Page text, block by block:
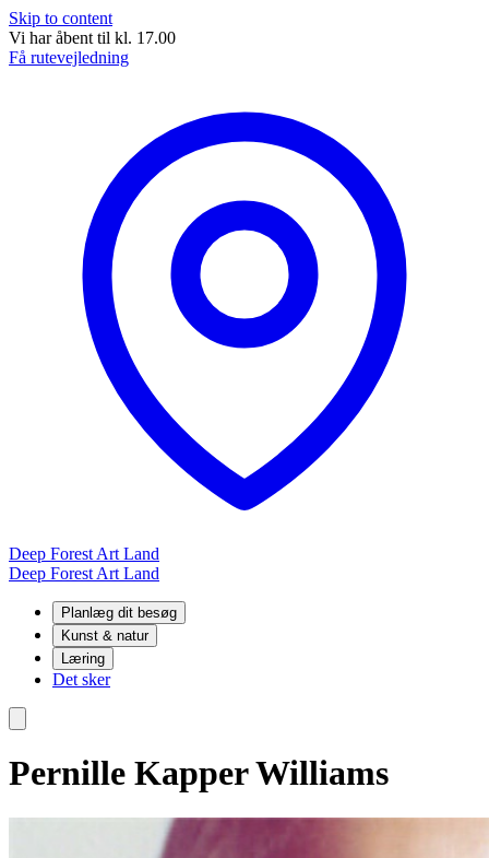
Skip to content
Vi har åbent til kl. 17.00
Få rutevejledning
Deep Forest Art Land
Deep Forest Art Land
Planlæg dit besøg
Kunst & natur
Læring
Det sker
Pernille Kapper Williams